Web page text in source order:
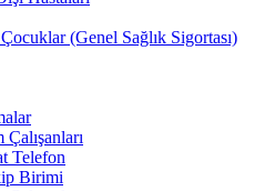
(Genel Sağlık Sigortası)
Telefon
Birimi